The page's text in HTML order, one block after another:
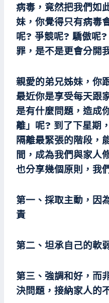
病毒，竟然把我們如
妹，你覺得只有病毒
呢? 爭競呢? 驕傲呢
罪，是不是更會分開
親愛的弟兄姊妹，你
最近你是享受每天跟
是有什麼問題，造成
離」呢? 到了下星期
隔離最緊張的階段，
間，成為我們與家人
也分享幾個原則，我
第一、採取主動，因
責
第二、坦承自己的軟
第三、強調和好，而
決問題，接納家人的